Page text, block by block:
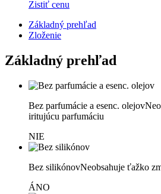
Zistiť cenu
Základný prehľad
Zloženie
Základný prehľad
Bez parfumácie a esenc. olejov
iritujúcu parfumáciu
NIE
Bez silikónovNeobsahuje ťažko
ÁNO